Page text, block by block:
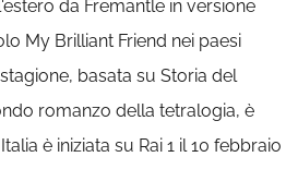
da Fremantle in versione
My Brilliant Friend nei paesi
basata su Storia del
romanzo della tetralogia, è
è iniziata su Rai 1 il 10 febbraio